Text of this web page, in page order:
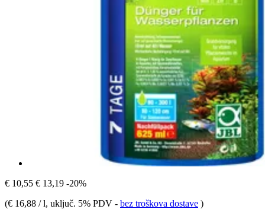
€ 10,55 € 13,19 -20%
(€ 16,88 / l, uključ. 5% PDV - bez troškova dostave )